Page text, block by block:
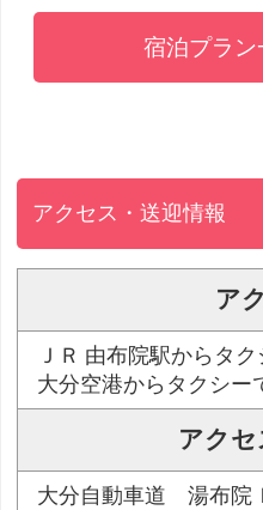
宿泊プラン
アクセス・送迎情報
ア
ＪＲ 由布院駅からタク
大分空港からタクシー
アクセ
大分自動車道 湯布院